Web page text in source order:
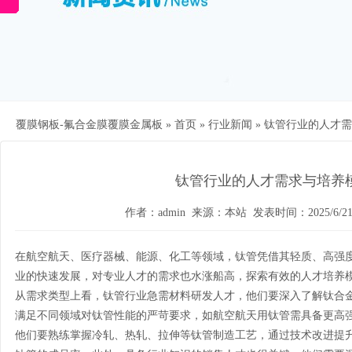
覆膜钢板-氟合金膜覆膜金属板 » 首页 » 行业新闻 » 钛管行业的人才
钛管行业的人才需求与培养
作者：admin 来源：本站 发表时间：2025/6/
在航空航天、医疗器械、能源、化工等领域， 钛管凭借其轻质、高强
业的快速发展，对专业人才的需求也水涨船高，探索有效的人才培养
从需求类型上看，钛管行业急需材料研发人才，他们要深入了解钛
满足不同领域对钛管性能的严苛要求，如航空航天用钛管需具备更高
他们要熟练掌握冷轧、热轧、拉伸等钛管制造工艺，通过技术改进提